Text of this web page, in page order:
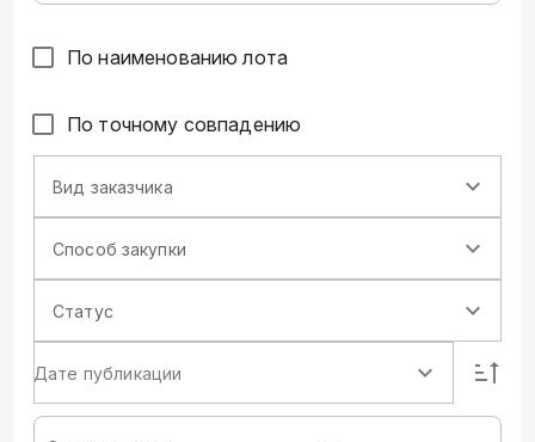
По наименованию лота
По точному совпадению
Вид заказчика
Способ закупки
Статус
Дате публикации